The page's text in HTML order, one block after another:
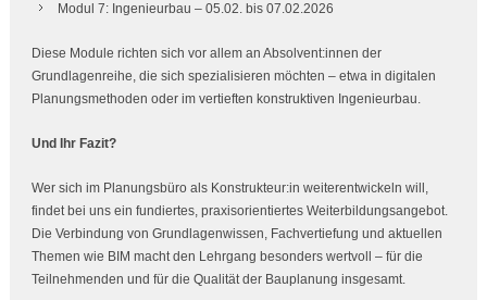
Modul 7: Ingenieurbau – 05.02. bis 07.02.2026
Diese Module richten sich vor allem an Absolvent:innen der
Grundlagenreihe, die sich spezialisieren möchten – etwa in digitalen
Planungsmethoden oder im vertieften konstruktiven Ingenieurbau.
Und Ihr Fazit?
Wer sich im Planungsbüro als Konstrukteur:in weiterentwickeln will,
findet bei uns ein fundiertes, praxisorientiertes Weiterbildungsangebot.
Die Verbindung von Grundlagenwissen, Fachvertiefung und aktuellen
Themen wie BIM macht den Lehrgang besonders wertvoll – für die
Teilnehmenden und für die Qualität der Bauplanung insgesamt.